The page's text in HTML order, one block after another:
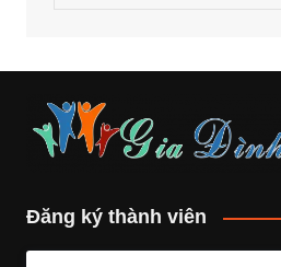
Đăng ký thành viên